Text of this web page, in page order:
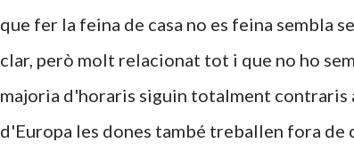
que fer la feina de casa no es feina sembla
clar, però molt relacionat tot i que no ho
majoria d'horaris siguin totalment contraris
d'Europa les dones també treballen fora de